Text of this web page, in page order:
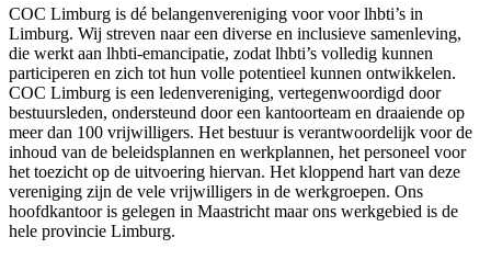
COC Limburg is dé belangenvereniging voor voor lhbti’s in
Limburg. Wij streven naar een diverse en inclusieve samenleving,
die werkt aan lhbti-emancipatie, zodat lhbti’s volledig kunnen
participeren en zich tot hun volle potentieel kunnen ontwikkelen.
COC Limburg is een ledenvereniging, vertegenwoordigd door
bestuursleden, ondersteund door een kantoorteam en draaiende op
meer dan 100 vrijwilligers. Het bestuur is verantwoordelijk voor de
inhoud van de beleidsplannen en werkplannen, het personeel voor
het toezicht op de uitvoering hiervan. Het kloppend hart van deze
vereniging zijn de vele vrijwilligers in de werkgroepen. Ons
hoofdkantoor is gelegen in Maastricht maar ons werkgebied is de
hele provincie Limburg.